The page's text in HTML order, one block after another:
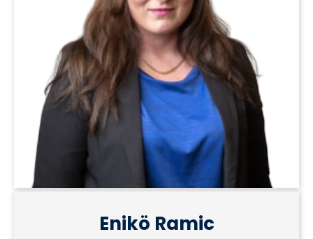
Enikö Ramic